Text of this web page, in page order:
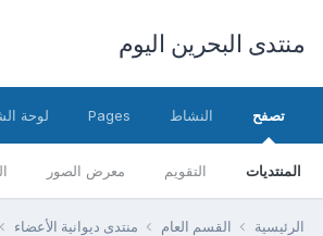
منتدى البحرين اليوم
تصفح
المنتديات التقويم معرض الصور
النشاط Pages لوحة
الرئيسية القسم العام منتدى ديوانية الأعضاء